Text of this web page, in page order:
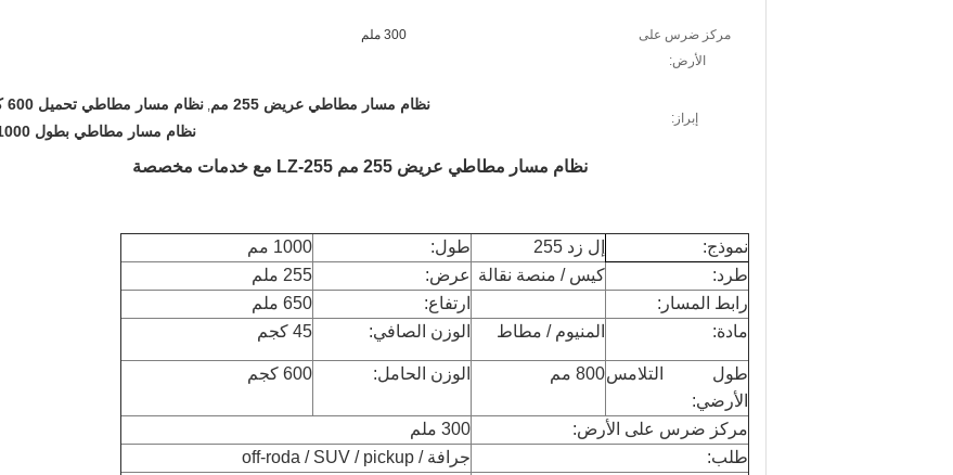
مركز ضرس على
الأرض:
300 ملم
إبراز:
نظام مسار مطاطي عريض 255 مم , نظام مسار مطاطي تحميل 600 كجم
نظام مسار مطاطي بطول 1000 مم
نظام مسار مطاطي عريض 255 مم LZ-255 مع خدمات مخصصة
نموذج: إل زد 255 طول:
1000 مم
طرد:
كيس / منصة نقالة عرض:
255 ملم
رابط المسار:
ارتفاع:
650 ملم
مادة:
المنيوم / مطاط الوزن الصافي: 45 كجم
طول التلامس
الأرضي:
800 مم الوزن الحامل: 600 كجم
مركز ضرس على الأرض:
300 ملم
طلب:
جرافة / off-roda / SUV / pickup